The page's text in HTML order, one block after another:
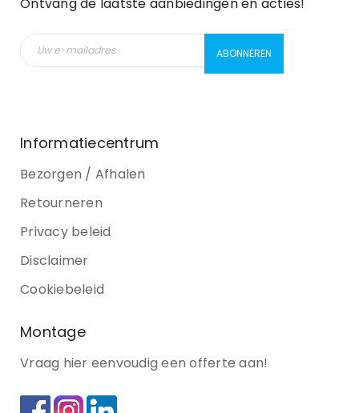
Ontvang de laatste aanbiedingen en acties!
Informatiecentrum
Bezorgen / Afhalen
Retourneren
Privacy beleid
Disclaimer
Cookiebeleid
Montage
Vraag hier eenvoudig een offerte aan!